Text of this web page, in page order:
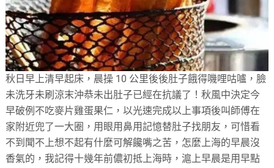
秋日早上清早起床，晨操 10 公里後後肚子餓得嘰哩咕嚧， 臉
未洗牙未刷涼末沖恭未出肚子已經在抗議了！秋風中決定今
早破例不吃麥片雞蛋果仁，以光速完成以上事項後叫師傅在
家附近兜了一大圈， 用眼用鼻用記憶替肚子找朋友， 可惜看
不到聞不上想不起有什麼可解饞嘴之苦， 怎麼上海的早晨沒
香氣的，我記得十幾年前儂初抵上海時，滬上早晨是用早點